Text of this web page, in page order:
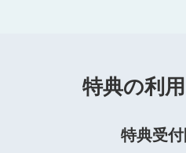
特典の利
特典受付